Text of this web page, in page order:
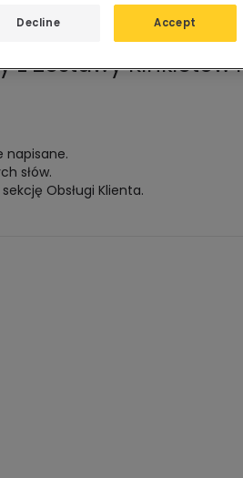
zZestawy Kinkietów
napisane.
słów.
Obsługi Klienta.
Decline Accept